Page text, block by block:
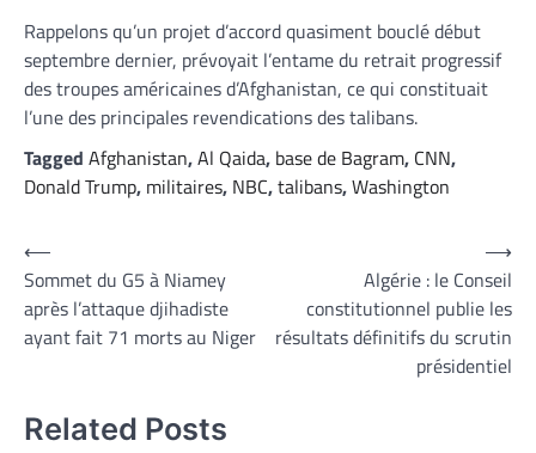
Rappelons qu’un projet d’accord quasiment bouclé début
septembre dernier, prévoyait l’entame du retrait progressif
des troupes américaines d’Afghanistan, ce qui constituait
l’une des principales revendications des talibans.
Tagged Afghanistan,Al Qaida, base de Bagram, CNN,
Donald Trump, militaires, NBC,talibans,Washington
Navigation
de
l’article
⟵
Sommet du G5 à Niamey
après l’attaque djihadiste
ayant fait 71 morts au Niger
Algérie : le Conseil
constitutionnel publie les
résultats définitifs du scrutin
présidentiel
⟶
Related Posts